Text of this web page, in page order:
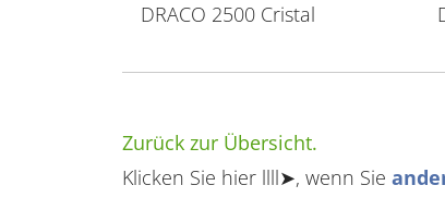
DRACO 2500 Cristal
Zurück zur Übersicht.
Klicken Sie hier llll➤, wenn Sie